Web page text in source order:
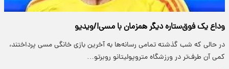
وداع یک فوق‌ستاره دیگر همزمان با مسی!/ویدیو
در حالی که شب گذشته تمامی رسانه‌ها به آخرین بازی خانگی مسی پرداختند،
کمی آن طرف‌تر در ورزشگاه متروپولیتانو روبرتو…